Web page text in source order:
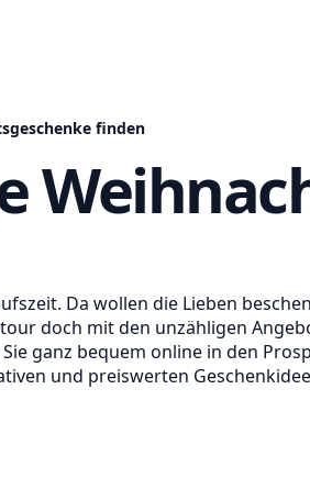
finden
Da wollen die Lieben
doch mit den unzähligen
ganz bequem online in den
und preiswerten